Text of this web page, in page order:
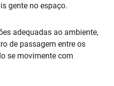
gente no espaço.
adequadas ao ambiente,
de passagem entre os
se movimente com